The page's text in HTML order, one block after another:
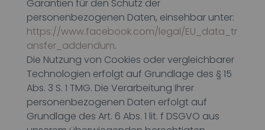
Garantien für den Schutz der
personenbezogenen Daten, einsehbar unter:
https://www.facebook.com/legal/EU_data_tr
ansfer_addendum.
Die Nutzung von Cookies oder vergleichbarer
Technologien erfolgt auf Grundlage des § 15
Abs. 3 S. 1 TMG. Die Verarbeitung Ihrer
personenbezogenen Daten erfolgt auf
Grundlage des Art. 6 Abs. 1 lit. f DSGVO aus